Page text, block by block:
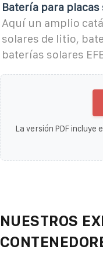
Batería para
Aquí un amplio
solares de litio,
baterías solares
La versión PDF
NUESTROS